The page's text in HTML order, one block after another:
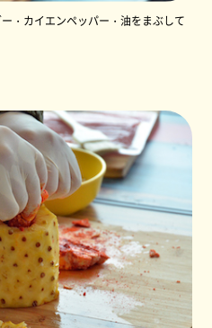
・カイエンペッパー・油をまぶして